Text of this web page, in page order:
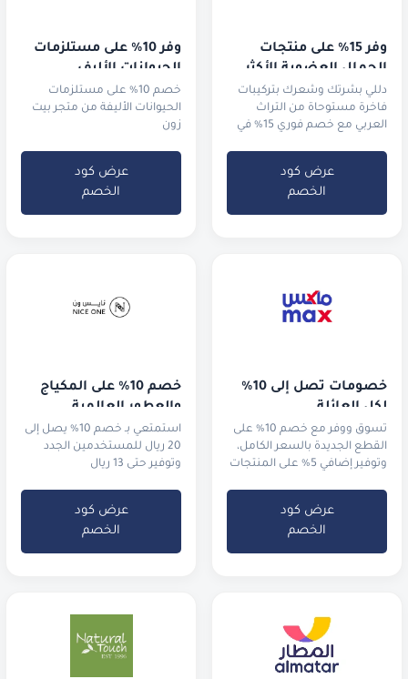
وفر 15% على منتجات
الجمال العضوية الأكثر
طلباً
دللي بشرتك وشعرك بتركيبات
فاخرة مستوحاة من التراث
العربي مع خصم فوري 15% في
عرض كود
الخصم
وفر 10% على مستلزمات
الحيوانات الأليف
خصم 10% على مستلزمات
الحيوانات الأليفة من متجر بيت
زون
عرض كود
الخصم
خصومات تصل إلى 10%
لكل العائلة
تسوق ووفر مع خصم 10% على
القطع الجديدة بالسعر الكامل،
وتوفير إضافي 5% على المنتجات
عرض كود
الخصم
خصم 10% على المكياج
والعطور العالمية
استمتعي بـ خصم 10% يصل إلى
20 ريال للمستخدمين الجدد
وتوفير حتى 13 ريال
عرض كود
الخصم